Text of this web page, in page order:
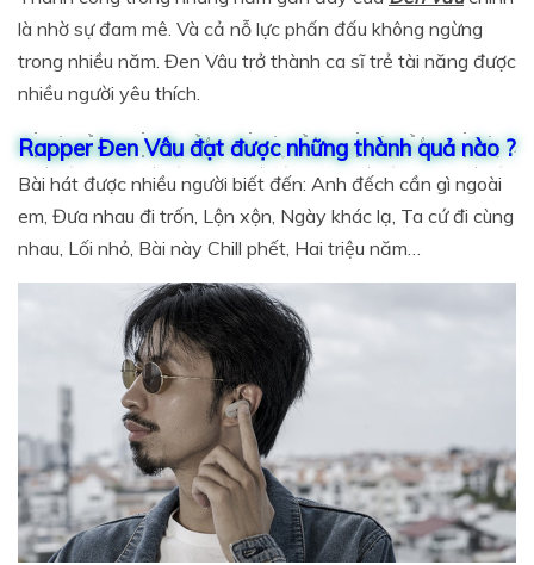
là nhờ sự đam mê. Và cả nỗ lực phấn đấu không ngừng
trong nhiều năm. Đen Vâu trở thành ca sĩ trẻ tài năng được
nhiều người yêu thích.
Rapper Đen Vâu đạt được những thành quả nào ?
Bài hát được nhiều người biết đến: Anh đếch cần gì ngoài
em, Đưa nhau đi trốn, Lộn xộn, Ngày khác lạ, Ta cứ đi cùng
nhau, Lối nhỏ, Bài này Chill phết, Hai triệu năm…